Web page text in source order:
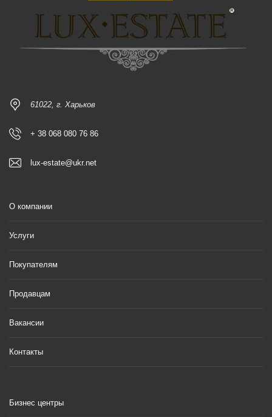
61022, г. Харьков
+ 38 068 080 76 86
lux-estate@ukr.net
О компании
Услуги
Покупателям
Продавцам
Вакансии
Контакты
Бизнес центры